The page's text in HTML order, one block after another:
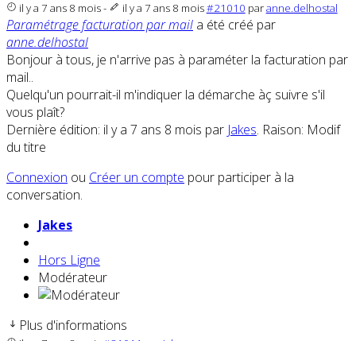
il y a 7 ans 8 mois- il y a 7 ans 8 mois#21010 paranne.delhostal
Paramétrage facturation par mail a été créé par
anne.delhostal
Bonjour à tous, je n'arrive pas à paraméter la facturation par
mail..
Quelqu'un pourrait-il m'indiquer la démarche àç suivre s'il
vous plaît?
Dernière édition: il y a 7 ans 8 mois par Jakes. Raison: Modif
du titre
Connexion ou Créer un compte pour participer à la
conversation.
Jakes
Hors Ligne
Modérateur
Plus d'informations